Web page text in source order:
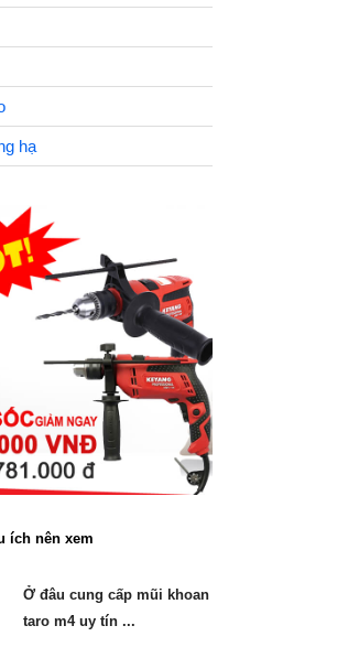
hạ
ích nên xem
Ở đâu cung cấp mũi khoan
taro m4 uy tín ...